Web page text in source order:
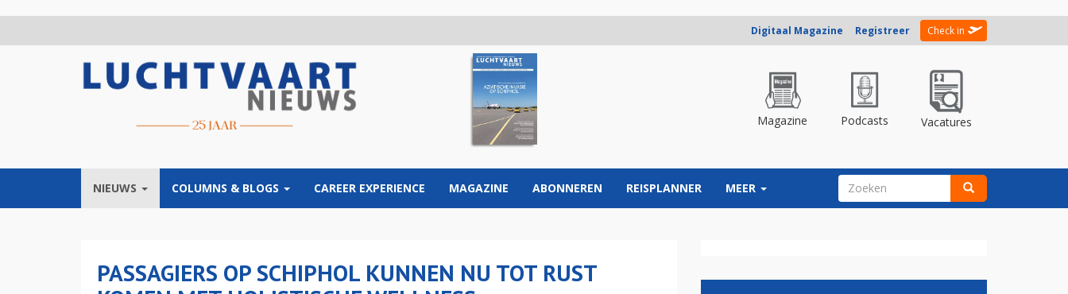
Digitaal Magazine Registreer Check in
Magazine Podcasts Vacatures
NIEUWS COLUMNS & BLOGS CAREER EXPERIENCE MAGAZINE ABONNEREN REISPLANNER MEER ZOEKVELD
PASSAGIERS OP SCHIPHOL KUNNEN NU TOT RUST